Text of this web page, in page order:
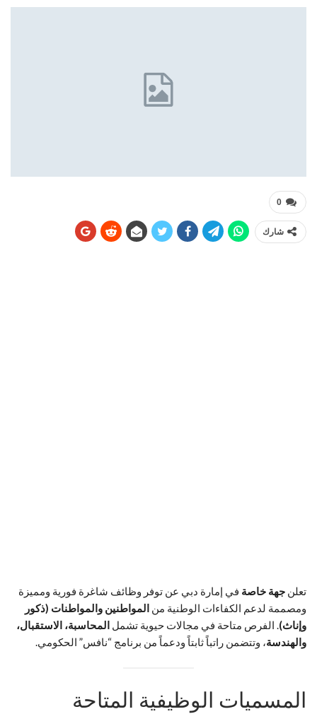
0
شارك
تعلن جهة خاصة في إمارة دبي عن توفر وظائف شاغرة فورية ومميزة
ومصممة لدعم الكفاءات الوطنية من المواطنين والمواطنات (ذكور
وإناث). الفرص متاحة في مجالات حيوية تشمل المحاسبة، الاستقبال،
والهندسة، وتتضمن راتباً ثابتاً ودعماً من برنامج “نافس” الحكومي.
المسميات الوظيفية المتاحة